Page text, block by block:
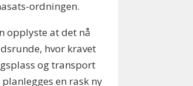
ordningen.
opplyste at det nå
hvor kravet
og transport
en rask ny